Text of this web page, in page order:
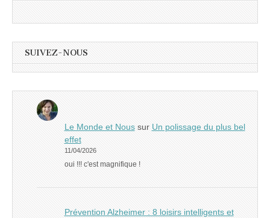
SUIVEZ-NOUS
Le Monde et Noussur Un polissage du plus bel
effet
11/04/2026
oui !!! c'est magnifique !
Prévention Alzheimer : 8 loisirs intelligents et